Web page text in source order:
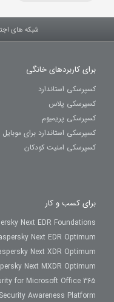
شبکه های
برای کاربردهای خانگی
کسپرسکی استاندارد
کسپرسکی پلاس
کسپرسکی پریمیوم
کسپرسکی استاندارد برای موبایل
کسپرسکی امنیت کودکان
برای کسب و کار
Next EDR Foundations
Next EDR Optimum
Next XDR Optimum
Next MXDR Optimum
for Microsoft Office 365
Awareness Platform